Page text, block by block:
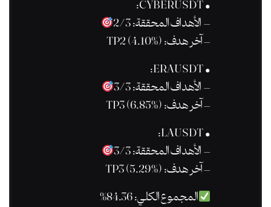
• CYBERUSDT:
– الأهداف المحققة: 2/3
– آخر هدف: TP2 (4.10%)
• ERAUSDT:
– الأهداف المحققة: 3/3
– آخر هدف: TP3 (6.85%)
• LAUSDT:
– الأهداف المحققة: 3/3
– آخر هدف: TP3 (5.29%)
المجموع الكلي: 84.36%